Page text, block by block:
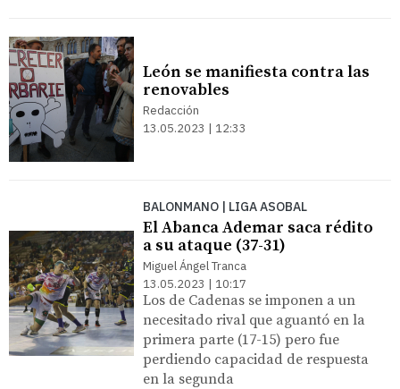
León se manifiesta contra las
renovables
Redacción
13.05.2023 | 12:33
BALONMANO | LIGA ASOBAL
El Abanca Ademar saca rédito
a su ataque (37-31)
Miguel Ángel Tranca
13.05.2023 | 10:17
Los de Cadenas se imponen a un
necesitado rival que aguantó en la
primera parte (17-15) pero fue
perdiendo capacidad de respuesta
en la segunda